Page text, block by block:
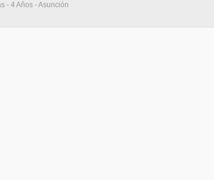
- 4 Años - Asunción